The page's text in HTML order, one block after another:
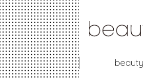
beauty